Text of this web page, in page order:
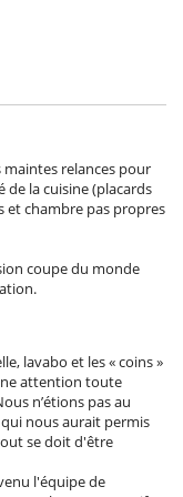
maintes relances pour
de la cuisine (placards
et chambre pas propres
coupe du monde
lavabo et les « coins »
attention toute
n’étions pas au
nous aurait permis
se doit d'être
l'équipe de